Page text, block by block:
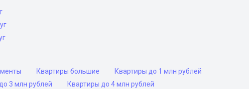
Квартиры большие
Квартиры до 1 млн рублей
3 млн рублей
Квартиры до 4 млн рублей